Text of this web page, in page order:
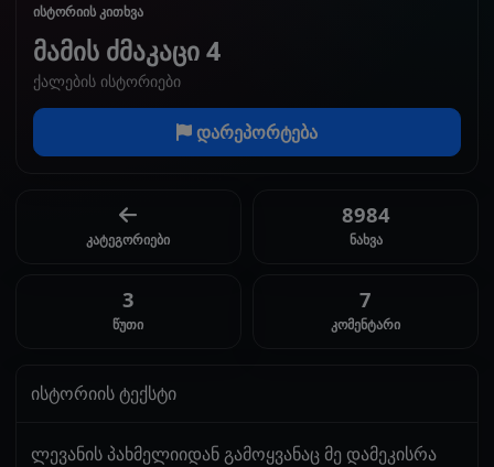
ისტორიის კითხვა
მამის ძმაკაცი 4
ქალების ისტორიები
დარეპორტება
კატეგორიები
8984
ნახვა
3
წუთი
7
კომენტარი
ისტორიის ტექსტი
ლევანის პახმელიიდან გამოყვანაც მე დამეკისრა